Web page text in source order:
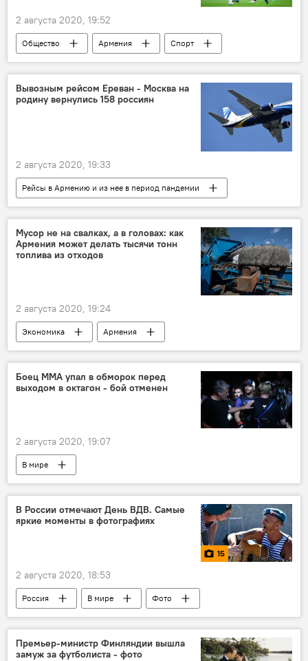
2 августа 2020, 19:52
Общество Армения
Спорт
Лига Европы
Новости Армения
Генрих Мхитарян
Вывозным рейсом Ереван - Москва на
родину вернулись 158 россиян
2 августа 2020, 19:33
Рейсы в Армению и из нее в период пандемии
Общество
Армения
Ереван
рейс
Мусор не на свалках, а в головах: как
Армения может делать тысячи тонн
топлива из отходов
2 августа 2020, 19:24
Экономика
Армения
Новости Армения
мусор
Топливо
отходы
Боец ММА упал в обморок перед
выходом в октагон - бой отменен
2 августа 2020, 19:07
В мире
В России отмечают День ВДВ. Самые
яркие моменты в фотографиях
15
2 августа 2020, 18:53
Россия В мире
Фото
Мультимедиа
ВДВ
Премьер-министр Финляндии вышла
замуж за футболиста - фото